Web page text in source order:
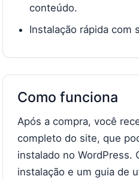
conteúdo.
Instalação rápida com
Como funciona
Após a compra, você
completo do site, que
instalado no WordPress.
instalação e um guia de